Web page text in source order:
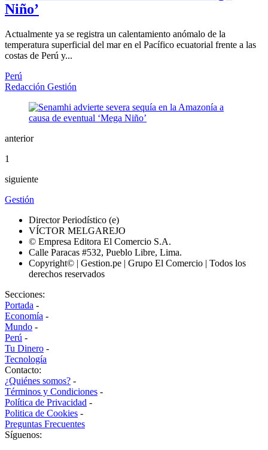
Niño’
Actualmente ya se registra un calentamiento anómalo de la
temperatura superficial del mar en el Pacífico ecuatorial frente a las
costas de Perú y...
Perú
Redacción Gestión
anterior
1
siguiente
Gestión
Director Periodístico (e)
VÍCTOR MELGAREJO
© Empresa Editora El Comercio S.A.
Calle Paracas #532, Pueblo Libre, Lima.
Copyright© | Gestion.pe | Grupo El Comercio | Todos los
derechos reservados
Secciones:
Portada -
Economía -
Mundo -
Perú -
Tu Dinero -
Tecnología
Contacto:
¿Quiénes somos? -
Términos y Condiciones -
Política de Privacidad -
Politica de Cookies -
Preguntas Frecuentes
Síguenos: